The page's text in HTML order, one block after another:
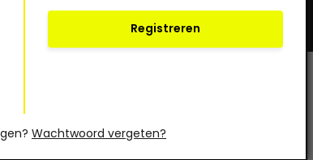
Registreren
Wachtwoord vergeten?